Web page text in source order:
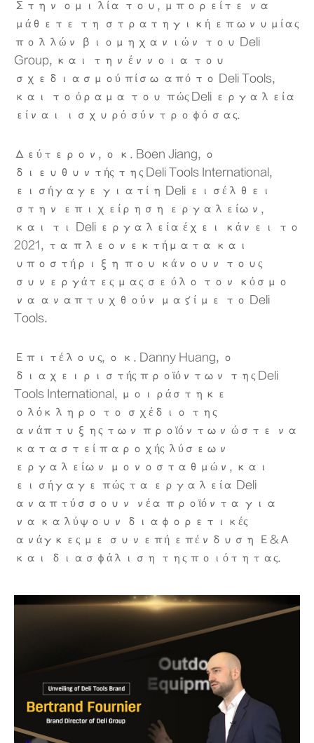
Στην ομιλία του, μπορείτε να
μάθετε τη στρατηγική επωνυμίας
πολλών βιομηχανιών του Deli
Group, και την έννοια του
σχεδιασμού πίσω από το Deli Tools,
και το όραμα του πώς Deli εργαλεία
είναι ισχυρό σύντροφό σας.
Δεύτερον, ο κ. Boen Jiang, ο
διευθυντής της Deli Tools International,
εισήγαγε γιατί η Deli εισέλθει
στην επιχείρηση εργαλείων,
και τι Deli εργαλεία έχει κάνει το
2021, τα πλεονεκτήματα και
υποστήριξη που κάνουν τους
συνεργάτες μας σε όλο τον κόσμο
να αναπτυχθούν μαζί με το Deli
Tools.
Επιτέλους, ο κ. Danny Huang, ο
διαχειριστής προϊόντων της Deli
Tools International, μοιράστηκε
ολόκληρο το σχέδιο της
ανάπτυξης των προϊόντων ώστε να
καταστεί παροχής λύσεων
εργαλείων μονοσταθμών, και
εισήγαγε πώς τα εργαλεία Deli
αναπτύσσουν νέα προϊόντα για
να καλύψουν διαφορετικές
ανάγκες με συνεπή επένδυση Ε&Α
και διασφάλιση της ποιότητας.